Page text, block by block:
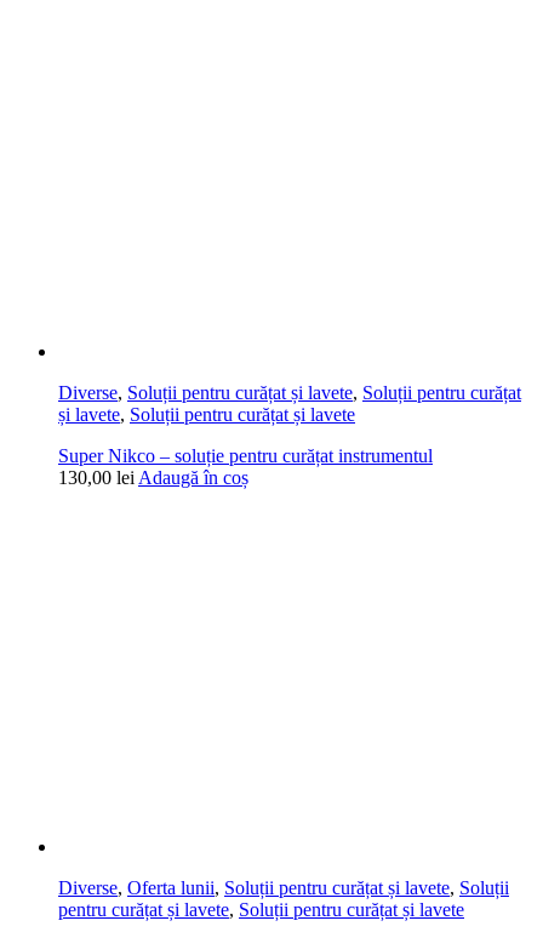
Diverse, Soluții pentru curățat și lavete, Soluții pentru curățat
și lavete, Soluții pentru curățat și lavete
Super Nikco – soluție pentru curățat instrumentul
130,00 lei Adaugă în coș
Diverse, Oferta lunii, Soluții pentru curățat și lavete, Soluții
pentru curățat și lavete, Soluții pentru curățat și lavete